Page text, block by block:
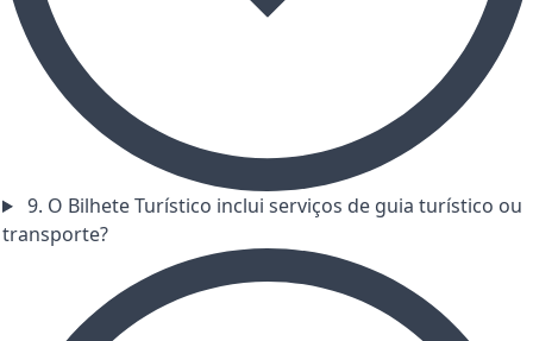
9. O Bilhete Turístico inclui serviços de guia turístico ou
transporte?